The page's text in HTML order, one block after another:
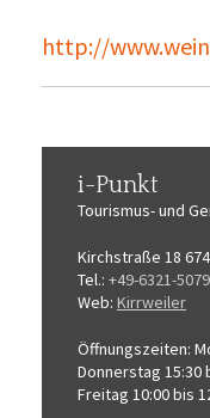
http://
i-Punkt
Tourismus-und
Kirchstraße 18
Tel.: +49-6321-5079
Web: Kirrweiler
Öffnungszeiten:
Donnerstag 15:30
Freitag 10:00 bis